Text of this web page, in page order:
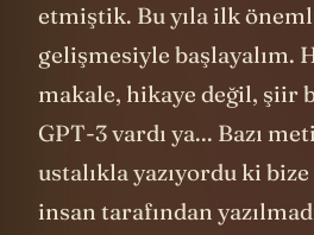
etmiştik. Bu yıla ilk
gelişmesiyle başlayalım.
makale, hikaye değil, şiir
GPT-3 vardı ya... Bazı
ustalıkla yazıyordu ki
insan tarafından